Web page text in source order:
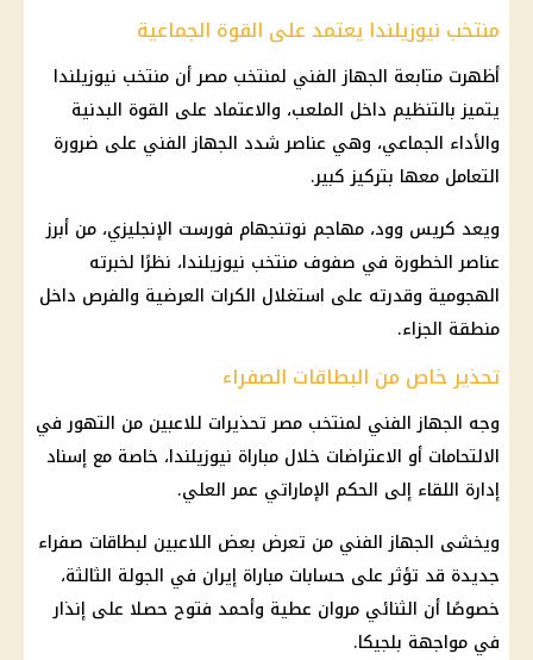
منتخب نيوزيلندا يعتمد على القوة الجماعية
أظهرت متابعة الجهاز الفني لمنتخب مصر أن منتخب نيوزيلندا
يتميز بالتنظيم داخل الملعب، والاعتماد على القوة البدنية
والأداء الجماعي، وهي عناصر شدد الجهاز الفني على ضرورة
التعامل معها بتركيز كبير.
ويعد كريس وود، مهاجم نوتنجهام فورست الإنجليزي، من أبرز
عناصر الخطورة في صفوف منتخب نيوزيلندا، نظرًا لخبرته
الهجومية وقدرته على استغلال الكرات العرضية والفرص داخل
منطقة الجزاء.
تحذير خاص من البطاقات الصفراء
وجه الجهاز الفني لمنتخب مصر تحذيرات للاعبين من التهور في
الالتحامات أو الاعتراضات خلال مباراة نيوزيلندا، خاصة مع إسناد
إدارة اللقاء إلى الحكم الإماراتي عمر العلي.
ويخشى الجهاز الفني من تعرض بعض اللاعبين لبطاقات صفراء
جديدة قد تؤثر على حسابات مباراة إيران في الجولة الثالثة،
خصوصًا أن الثنائي مروان عطية وأحمد فتوح حصلا على إنذار
في مواجهة بلجيكا.